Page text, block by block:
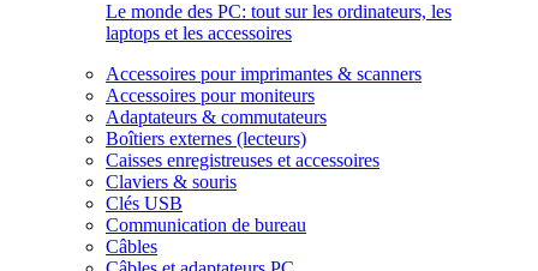
Le monde des PC: tout sur les ordinateurs, les
laptops et les accessoires
Accessoires pour imprimantes & scanners
Accessoires pour moniteurs
Adaptateurs & commutateurs
Boîtiers externes (lecteurs)
Caisses enregistreuses et accessoires
Claviers & souris
Clés USB
Communication de bureau
Câbles